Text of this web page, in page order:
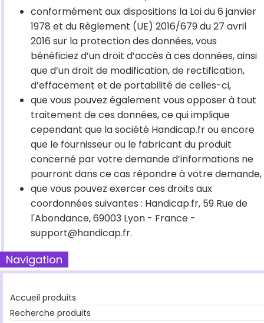
conformément aux dispositions la Loi du 6 janvier
1978 et du Règlement (UE) 2016/679 du 27 avril
2016 sur la protection des données, vous
bénéficiez d’un droit d’accès à ces données, ainsi
que d’un droit de modification, de rectification,
d’effacement et de portabilité de celles-ci,
que vous pouvez également vous opposer à tout
traitement de ces données, ce qui implique
cependant que la société Handicap.fr ou encore
que le fournisseur ou le fabricant du produit
concerné par votre demande d’informations ne
pourront dans ce cas répondre à votre demande,
que vous pouvez exercer ces droits aux
coordonnées suivantes : Handicap.fr, 59 Rue de
l'Abondance, 69003 Lyon - France -
support@handicap.fr.
Navigation
Accueil produits
Recherche produits